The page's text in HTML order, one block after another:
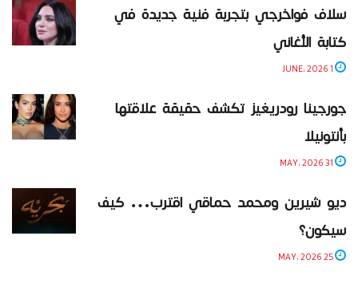
سلاف فواخرجي بتجربة فنية جديدة في
كتابة الأغاني
جورجينا رودريغيز تكشف حقيقة علاقتها
بأنتونيلا
ديو شيرين ومحمد حماقي اقترب… كيف
سيكون؟